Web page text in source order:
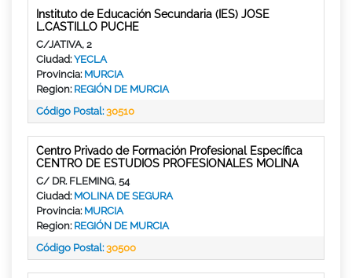
Instituto de Educación Secundaria (IES) JOSE
L.CASTILLO PUCHE
C/JATIVA, 2
Ciudad:YECLA
Provincia: MURCIA
Region: REGIÓN DE MURCIA
Código Postal:30510
Centro Privado de Formación Profesional Específica
CENTRO DE ESTUDIOS PROFESIONALES MOLINA
C/ DR. FLEMING, 54
Ciudad: MOLINA DE SEGURA
Provincia: MURCIA
Region: REGIÓN DE MURCIA
Código Postal:30500